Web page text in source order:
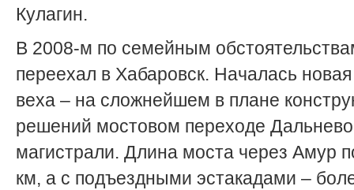
Кулагин.
В 2008-м по семейным
переехал в Хабаровск. Началась
веха – на сложнейшем в плане
решений мостовом переходе
магистрали. Длина моста через Амур
км, а с подъездными эстакадами –